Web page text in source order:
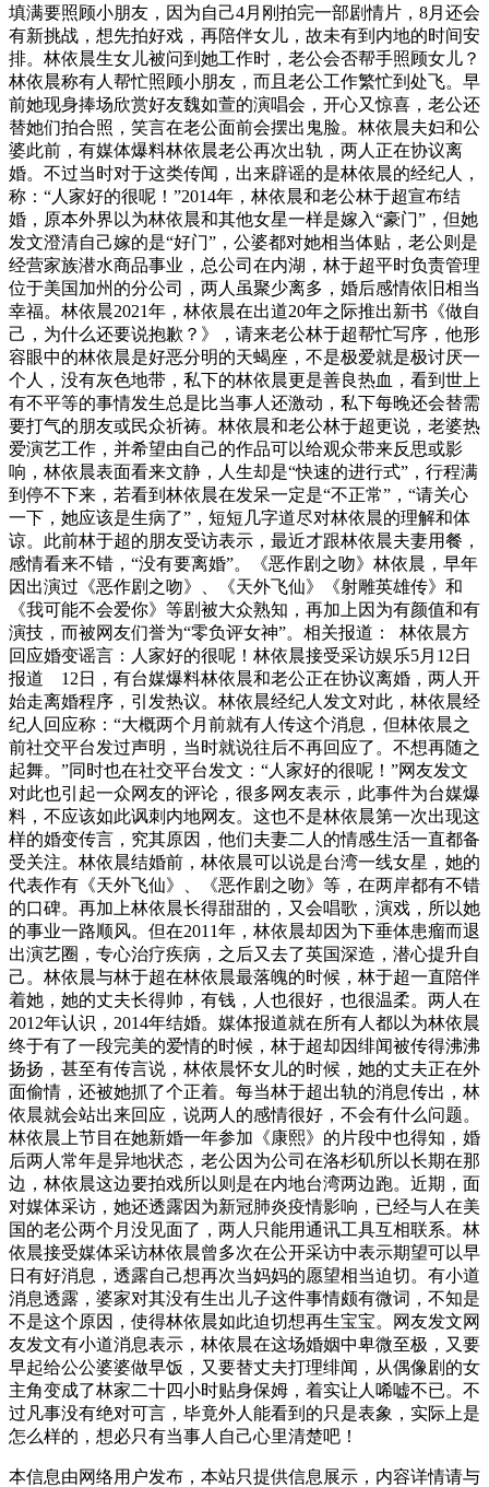
填满要照顾小朋友，因为自己4月刚拍完一部剧情片，8月还会
有新挑战，想先拍好戏，再陪伴女儿，故未有到内地的时间安
排。林依晨生女儿被问到她工作时，老公会否帮手照顾女儿？
林依晨称有人帮忙照顾小朋友，而且老公工作繁忙到处飞。早
前她现身捧场欣赏好友魏如萱的演唱会，开心又惊喜，老公还
替她们拍合照，笑言在老公面前会摆出鬼脸。林依晨夫妇和公
婆此前，有媒体爆料林依晨老公再次出轨，两人正在协议离
婚。不过当时对于这类传闻，出来辟谣的是林依晨的经纪人，
称：“人家好的很呢！”2014年，林依晨和老公林于超宣布结
婚，原本外界以为林依晨和其他女星一样是嫁入“豪门”，但她
发文澄清自己嫁的是“好门”，公婆都对她相当体贴，老公则是
经营家族潜水商品事业，总公司在内湖，林于超平时负责管理
位于美国加州的分公司，两人虽聚少离多，婚后感情依旧相当
幸福。林依晨2021年，林依晨在出道20年之际推出新书《做自
己，为什么还要说抱歉？》，请来老公林于超帮忙写序，他形
容眼中的林依晨是好恶分明的天蝎座，不是极爱就是极讨厌一
个人，没有灰色地带，私下的林依晨更是善良热血，看到世上
有不平等的事情发生总是比当事人还激动，私下每晚还会替需
要打气的朋友或民众祈祷。林依晨和老公林于超更说，老婆热
爱演艺工作，并希望由自己的作品可以给观众带来反思或影
响，林依晨表面看来文静，人生却是“快速的进行式”，行程满
到停不下来，若看到林依晨在发呆一定是“不正常”，“请关心
一下，她应该是生病了”，短短几字道尽对林依晨的理解和体
谅。此前林于超的朋友受访表示，最近才跟林依晨夫妻用餐，
感情看来不错，“没有要离婚”。《恶作剧之吻》林依晨，早年
因出演过《恶作剧之吻》、《天外飞仙》《射雕英雄传》和
《我可能不会爱你》等剧被大众熟知，再加上因为有颜值和有
演技，而被网友们誉为“零负评女神”。相关报道： 林依晨方
回应婚变谣言：人家好的很呢！林依晨接受采访娱乐5月12日
报道 12日，有台媒爆料林依晨和老公正在协议离婚，两人开
始走离婚程序，引发热议。林依晨经纪人发文对此，林依晨经
纪人回应称：“大概两个月前就有人传这个消息，但林依晨之
前社交平台发过声明，当时就说往后不再回应了。不想再随之
起舞。”同时也在社交平台发文：“人家好的很呢！”网友发文
对此也引起一众网友的评论，很多网友表示，此事件为台媒爆
料，不应该如此讽刺内地网友。这也不是林依晨第一次出现这
样的婚变传言，究其原因，他们夫妻二人的情感生活一直都备
受关注。林依晨结婚前，林依晨可以说是台湾一线女星，她的
代表作有《天外飞仙》、《恶作剧之吻》等，在两岸都有不错
的口碑。再加上林依晨长得甜甜的，又会唱歌，演戏，所以她
的事业一路顺风。但在2011年，林依晨却因为下垂体患瘤而退
出演艺圈，专心治疗疾病，之后又去了英国深造，潜心提升自
己。林依晨与林于超在林依晨最落魄的时候，林于超一直陪伴
着她，她的丈夫长得帅，有钱，人也很好，也很温柔。两人在
2012年认识，2014年结婚。媒体报道就在所有人都以为林依晨
终于有了一段完美的爱情的时候，林于超却因绯闻被传得沸沸
扬扬，甚至有传言说，林依晨怀女儿的时候，她的丈夫正在外
面偷情，还被她抓了个正着。每当林于超出轨的消息传出，林
依晨就会站出来回应，说两人的感情很好，不会有什么问题。
林依晨上节目在她新婚一年参加《康熙》的片段中也得知，婚
后两人常年是异地状态，老公因为公司在洛杉矶所以长期在那
边，林依晨这边要拍戏所以则是在内地台湾两边跑。近期，面
对媒体采访，她还透露因为新冠肺炎疫情影响，已经与人在美
国的老公两个月没见面了，两人只能用通讯工具互相联系。林
依晨接受媒体采访林依晨曾多次在公开采访中表示期望可以早
日有好消息，透露自己想再次当妈妈的愿望相当迫切。有小道
消息透露，婆家对其没有生出儿子这件事情颇有微词，不知是
不是这个原因，使得林依晨如此迫切想再生宝宝。网友发文网
友发文有小道消息表示，林依晨在这场婚姻中卑微至极，又要
早起给公公婆婆做早饭，又要替丈夫打理绯闻，从偶像剧的女
主角变成了林家二十四小时贴身保姆，着实让人唏嘘不已。不
过凡事没有绝对可言，毕竟外人能看到的只是表象，实际上是
怎么样的，想必只有当事人自己心里清楚吧！
本信息由网络用户发布， 本站只提供信息展示，内容详情请与